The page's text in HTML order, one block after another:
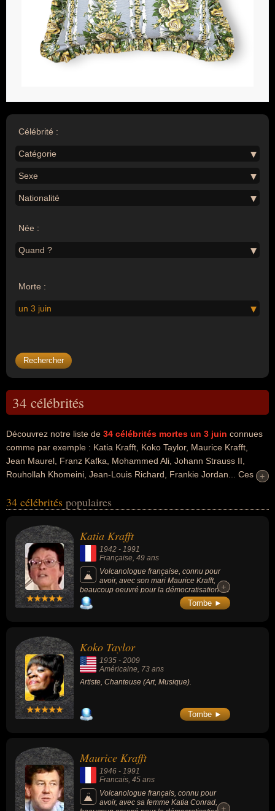
Célébrité :
Catégorie
Sexe
Nationalité
Née :
Quand ?
Morte :
un 3 juin
34 célébrités
Découvrez notre liste de 34 célébrités mortes un 3 juin connues
comme par exemple : Katia Krafft, Koko Taylor, Maurice Krafft,
Jean Maurel, Franz Kafka, Mohammed Ali, Johann Strauss II,
Rouhollah Khomeini, Jean-Louis Richard, Frankie Jordan... Ces
la géologie, de la science, de la volcanologie, de l'art, de la
littérature, de la boxe, de la boxe américaine, de l'histoire, du sport
de combat, de la politique, du théâtre ou du rock. Ces célébrités
peuvent également avoir été géologue, scientifique, volcanologue,
artiste, chanteur, skipper, sportif, écrivain, boxeur, compositeur,
cheikh, homme politique, religieux, acteur, cinéaste, scénariste,
chanteur de rock ou musicien. En ce qui concerne leurs nationalités
au moment de leurs morts, ils peuvent avoir été francais,
+
+
34 célébrités populaires
Katia Krafft
1942 - 1991
Française, 49 ans
Volcanologue française, connu pour
avoir, avec son mari Maurice Krafft,
beaucoup oeuvré pour la démocratisation de
la connaissance des volcans.
+
+
Tombe ►
Koko Taylor
1935 - 2009
Américaine , 73 ans
Artiste, Chanteuse (Art, Musique).
Tombe ►
Maurice Krafft
1946 - 1991
Francais, 45 ans
Volcanologue français, connu pour
avoir, avec sa femme Katia Conrad,
+
+